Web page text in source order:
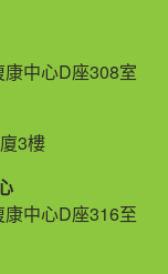
中心D座308室
3樓
中心D座316至